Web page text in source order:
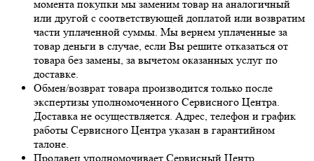
момента покупки мы заменим товар на аналогичный
или другой с соответствующей доплатой или возвратим
части уплаченной суммы. Мы вернем уплаченные за
товар деньги в случае, если Вы решите отказаться от
товара без замены, за вычетом оказанных услуг по
доставке.
Обмен/возврат товара производится только после
экспертизы уполномоченного Сервисного Центра.
Доставка не осуществляется. Адрес, телефон и график
работы Сервисного Центра указан в гарантийном
талоне.
Продавец уполномочивает Сервисный Центр